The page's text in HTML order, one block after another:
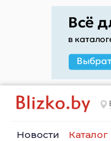
Новости Каталог